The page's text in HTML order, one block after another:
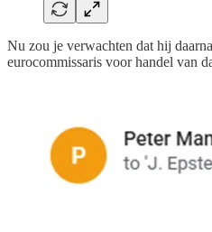
Nu zou je verwachten dat hij
eurocommissaris voor handel van